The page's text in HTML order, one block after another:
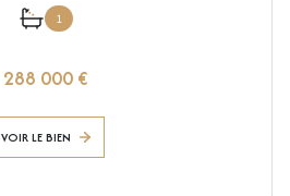
1
288 000 €
VOIR LE BIEN